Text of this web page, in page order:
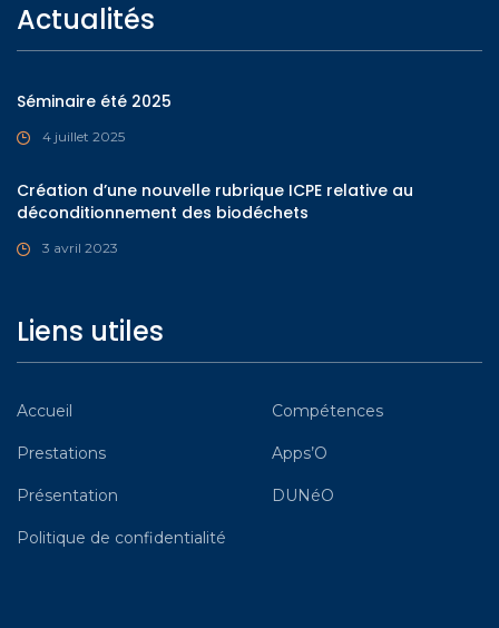
Actualités
Séminaire été 2025
4 juillet 2025
Création d’une nouvelle rubrique ICPE relative au
déconditionnement des biodéchets
3 avril 2023
Liens utiles
Accueil Compétences
Prestations Apps’O
Présentation DUNéO
Politique de confidentialité